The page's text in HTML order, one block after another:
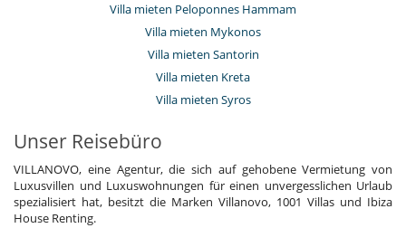
Villa mieten Peloponnes Hammam
Villa mieten Mykonos
Villa mieten Santorin
Villa mieten Kreta
Villa mieten Syros
Unser Reisebüro
VILLANOVO, eine Agentur, die sich auf gehobene Vermietung von
Luxusvillen und Luxuswohnungen für einen unvergesslichen Urlaub
spezialisiert hat, besitzt die Marken Villanovo, 1001 Villas und Ibiza
House Renting.